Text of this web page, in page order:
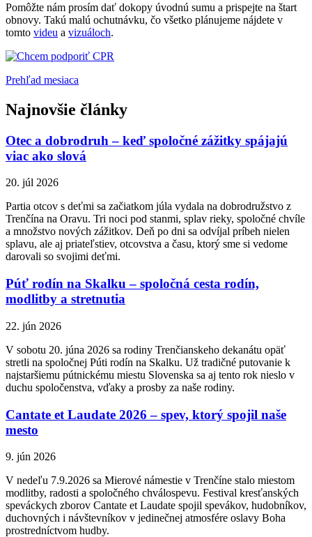
Pomôžte nám prosím dať dokopy úvodnú sumu a prispejte na štart
obnovy. Takú malú ochutnávku, čo všetko plánujeme nájdete v
tomto videu a vizuáloch.
Prehľad mesiaca
Najnovšie články
Otec a dobrodruh – keď spoločné zážitky spájajú
viac ako slová
20. júl 2026
Partia otcov s deťmi sa začiatkom júla vydala na dobrodružstvo z
Trenčína na Oravu. Tri noci pod stanmi, splav rieky, spoločné chvíle
a množstvo nových zážitkov. Deň po dni sa odvíjal príbeh nielen
splavu, ale aj priateľstiev, otcovstva a času, ktorý sme si vedome
darovali so svojimi deťmi.
Púť rodín na Skalku – spoločná cesta rodín,
modlitby a stretnutia
22. jún 2026
V sobotu 20. júna 2026 sa rodiny Trenčianskeho dekanátu opäť
stretli na spoločnej Púti rodín na Skalku. Už tradičné putovanie k
najstaršiemu pútnickému miestu Slovenska sa aj tento rok nieslo v
duchu spoločenstva, vďaky a prosby za naše rodiny.
Cantate et Laudate 2026 – spev, ktorý spojil naše
mesto
9. jún 2026
V nedeľu 7.9.2026 sa Mierové námestie v Trenčíne stalo miestom
modlitby, radosti a spoločného chválospevu. Festival kresťanských
speváckych zborov Cantate et Laudate spojil spevákov, hudobníkov,
duchovných i návštevníkov v jedinečnej atmosfére oslavy Boha
prostredníctvom hudby.